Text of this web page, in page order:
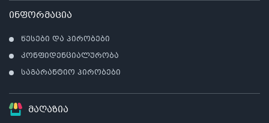
ინფორმაცია
წესები და პირობები
კონფიდენციალურობა
საგარანტიო პირობები
მაღაზია